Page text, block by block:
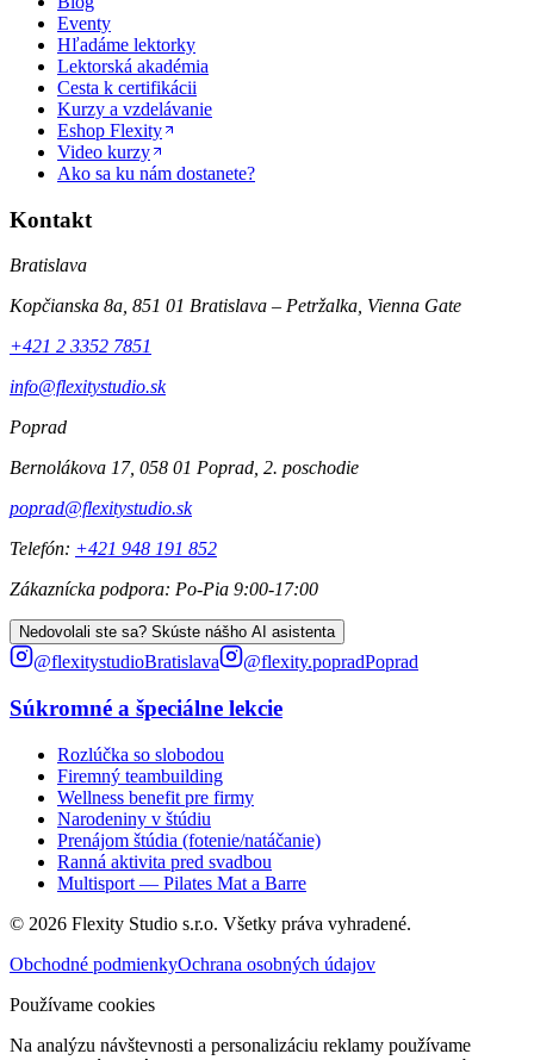
Eventy
Hľadáme lektorky
Lektorská akadémia
Cesta k certifikácii
Kurzy a vzdelávanie
Eshop Flexity
Video kurzy
Ako sa ku nám dostanete?
Kontakt
Bratislava
Kopčianska 8a, 851 01 Bratislava – Petržalka, Vienna Gate
+421 2 3352 7851
info@flexitystudio.sk
Poprad
Bernolákova 17, 058 01 Poprad, 2. poschodie
poprad@flexitystudio.sk
Telefón: +421 948 191 852
Zákaznícka podpora: Po-Pia 9:00-17:00
Nedovolali ste sa? Skúste nášho AI asistenta
@flexitystudioBratislava @flexity.popradPoprad
Súkromné a špeciálne lekcie
Rozlúčka so slobodou
Firemný teambuilding
Wellness benefit pre firmy
Narodeniny v štúdiu
Prenájom štúdia (fotenie/natáčanie)
Ranná aktivita pred svadbou
Multisport — Pilates Mat a Barre
© 2026 Flexity Studio s.r.o. Všetky práva vyhradené.
Obchodné podmienkyOchrana osobných údajov
Používame cookies
Na analýzu návštevnosti a personalizáciu reklamy používame